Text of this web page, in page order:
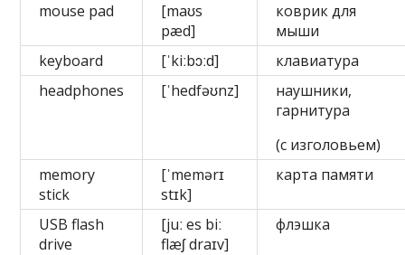
mouse pad
[maʊs
pæd]
коврик для
мыши
keyboard
[ˈkiːbɔːd]
клавиатура
headphones
[ˈhedfəʊnz]
наушники,
гарнитура
(с изголовьем)
memory
stick
[ˈmemərɪ
stɪk]
карта памяти
USB flash
drive
[juː es biː
flæʃ draɪv]
флэшка